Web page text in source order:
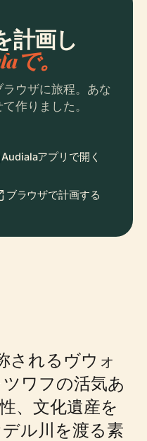
計画し
で。
ウザに旅程。あな
作りました。
Audialaアプリで開く
ブラウザで計画する
されるヴウォ
ワフの活気あ
、文化遺産を
ル川を渡る素